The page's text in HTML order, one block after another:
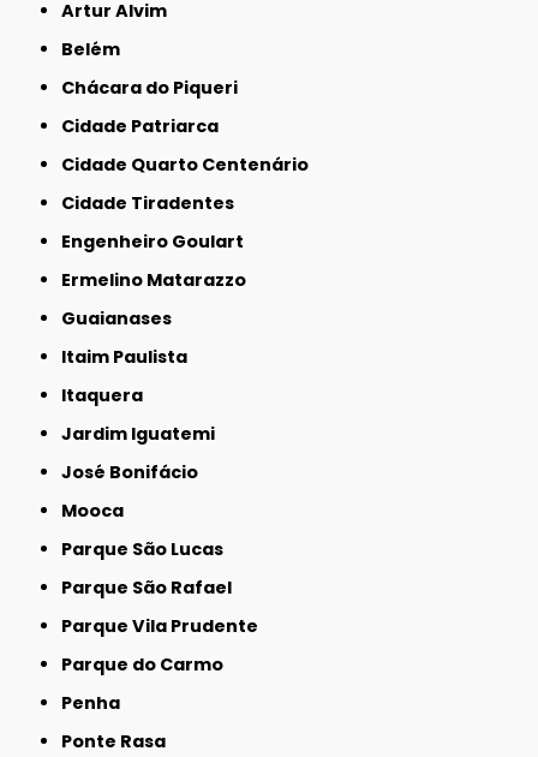
Artur Alvim
Belém
Chácara do Piqueri
Cidade Patriarca
Cidade Quarto Centenário
Cidade Tiradentes
Engenheiro Goulart
Ermelino Matarazzo
Guaianases
Itaim Paulista
Itaquera
Jardim Iguatemi
José Bonifácio
Mooca
Parque São Lucas
Parque São Rafael
Parque Vila Prudente
Parque do Carmo
Penha
Ponte Rasa